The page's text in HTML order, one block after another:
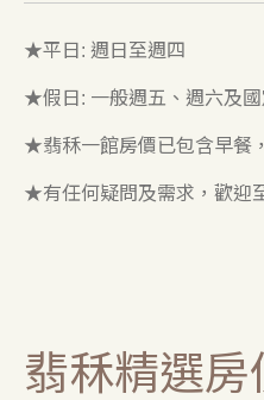
★平日: 週日至週四
★假日: 一般週五、週六及國
★翡秝一館房價已包含早餐
★有任何疑問及需求，歡迎
翡秝精選房